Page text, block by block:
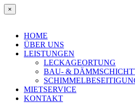
×
HOME
ÜBER UNS
LEISTUNGEN
LECKAGEORTUNG
BAU- &
MIETSERVICE
KONTAKT